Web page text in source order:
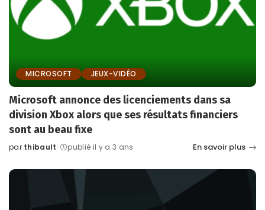
MICROSOFT JEUX-VIDÉO
Microsoft annonce des licenciements dans sa
division Xbox alors que ses résultats financiers
sont au beau fixe
Posted
par thibault publié il y a 3 ans En savoir plus